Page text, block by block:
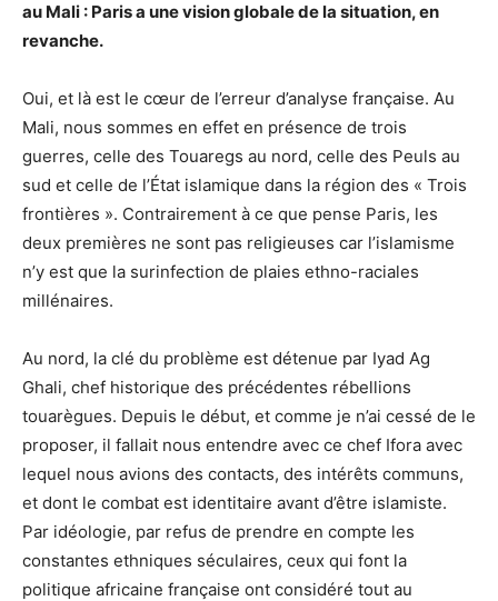
au Mali : Paris a une vision globale de la situation, en
revanche.
Oui, et là est le cœur de l’erreur d’analyse française. Au
Mali, nous sommes en effet en présence de trois
guerres, celle des Touaregs au nord, celle des Peuls au
sud et celle de l’État islamique dans la région des « Trois
frontières ». Contrairement à ce que pense Paris, les
deux premières ne sont pas religieuses car l’islamisme
n’y est que la surinfection de plaies ethno-raciales
millénaires.
Au nord, la clé du problème est détenue par Iyad Ag
Ghali, chef historique des précédentes rébellions
touarègues. Depuis le début, et comme je n’ai cessé de le
proposer, il fallait nous entendre avec ce chef Ifora avec
lequel nous avions des contacts, des intérêts communs,
et dont le combat est identitaire avant d’être islamiste.
Par idéologie, par refus de prendre en compte les
constantes ethniques séculaires, ceux qui font la
politique africaine française ont considéré tout au